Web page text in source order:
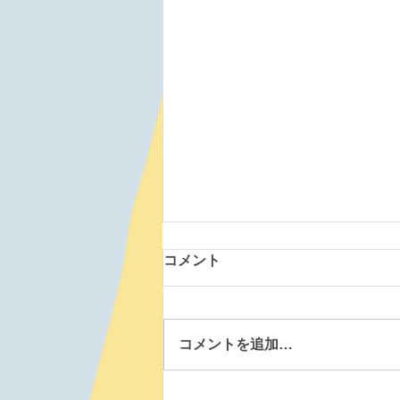
森町道場 260807
コメント
コメントを追加…